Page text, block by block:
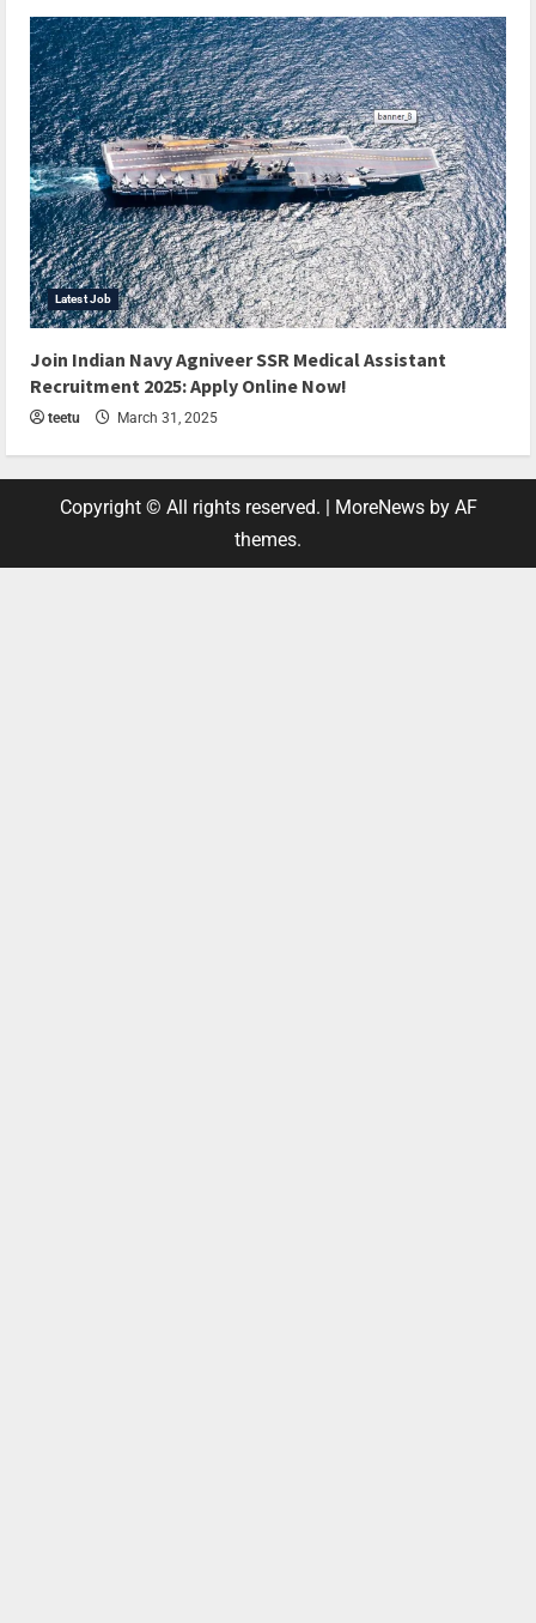
Latest Job
Join Indian Navy Agniveer SSR Medical Assistant
Recruitment 2025: Apply Online Now!
teetu March 31, 2025
Copyright © All rights reserved. | MoreNewsby AF
themes.